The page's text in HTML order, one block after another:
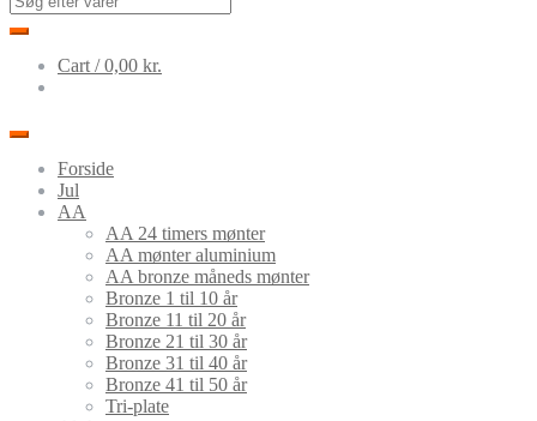
Cart /0,00 kr.
Forside
Jul
AA
AA 24 timers mønter
AA mønter aluminium
AA bronze måneds mønter
Bronze 1 til 10 år
Bronze 11 til 20 år
Bronze 21 til 30 år
Bronze 31 til 40 år
Bronze 41 til 50 år
Tri-plate